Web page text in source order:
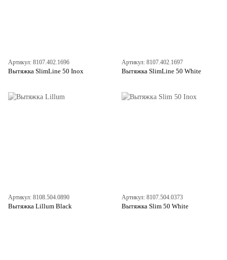
Артикул: 8107.402.1696
Вытяжка SlimLine 50 Inox
Артикул: 8107.402.1697
Вытяжка SlimLine 50 White
Артикул: 8108.504.0890
Вытяжка Lillum Black
Артикул: 8107.504.0373
Вытяжка Slim 50 White